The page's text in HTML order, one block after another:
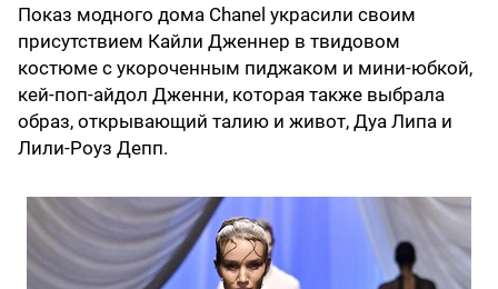
Показ модного дома Chanel украсили своим
присутствием Кайли Дженнер в твидовом
костюме с укороченным пиджаком и мини-юбкой,
кей-поп-айдол Дженни, которая также выбрала
образ, открывающий талию и живот, Дуа Липа и
Лили-Роуз Депп.